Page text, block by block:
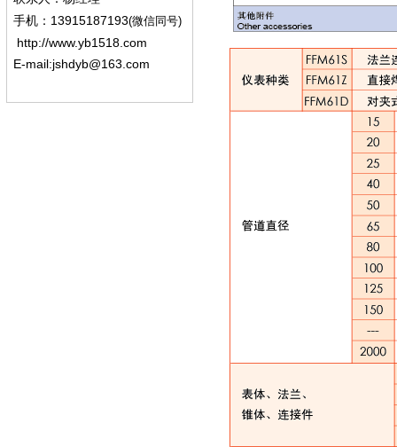
手机 ： 13915187193(微信同号)
http://www.yb1518.com
E-mail:jshdyb@163.com